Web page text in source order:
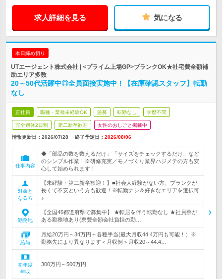
求人詳細を見る 気になる
本日締め切り
UTエージェント株式会社 | <プライム上場GP>ブランクOK★社宅費全額補
助エリア多数
20～50代活躍中◎全員面接実施中！【在庫確認スタッフ】転勤
なし
正社員 職種・業種未経験OK 急募 転勤なし 学歴不問
完全週休2日制 第二新卒歓迎 女性のおしごと掲載中
情報更新日：2026/07/28 終了予定日： 2026/08/06
仕事内容
◆「部品の数を数えるだけ」「サイズをチェックするだけ」など
のシンプル作業！※研修充実／モノづくり業界ハジメテの方も安
心して始められます！
対象と
なる方
【未経験・第二新卒歓迎！】■社会人経験がない方、ブランクが
長くて不安という方も歓迎！※転勤ナシ＆好きなエリアを選択可
♪
勤務地
【全国46都道府県で募集中】 ★転居を伴う転勤なし ★社員寮が
ある勤務地あり(寮費全額会社負担の勤…
給与
月給20万円～34万円＋各種手当(最大月収44.4万円も可能！）※
勤務先により異なります＜月収例＞月収20～44.4…
初年度
年収
300万円～500万円